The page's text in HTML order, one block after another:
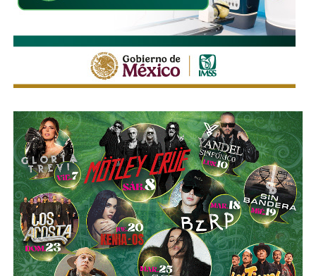
facilitar la movilidad en los alrededores del recinto.
Estas medidas buscan mantener un flujo vehicular
ordenado y seguro durante la feria, privilegiando tanto la
movilidad de quienes acuden al recinto como la seguridad
de peatones, usuarios del transporte público y habitantes
También lee:Enrique Galindo acelera Vialidades Potosinas
2.0